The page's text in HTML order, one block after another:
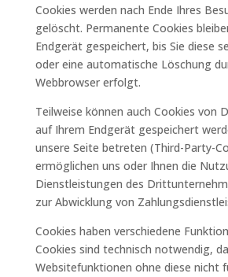
Cookies werden nach Ende Ihres
gelöscht. Permanente Cookies
Endgerät gespeichert, bis Sie diese
oder eine automatische Löschung
Webbrowser erfolgt.
Teilweise können auch Cookies von
auf Ihrem Endgerät gespeichert
unsere Seite betreten (Third-Party-
ermöglichen uns oder Ihnen die
Dienstleistungen des
zur Abwicklung von
Cookies haben verschiedene
Cookies sind technisch notwendig,
Websitefunktionen ohne diese nicht